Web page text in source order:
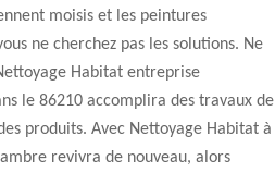
moisis et les peintures
ne cherchez pas les solutions. Ne
Habitat entreprise
le 86210 accomplira des travaux de
produits. Avec Nettoyage Habitat à
revivra de nouveau, alors